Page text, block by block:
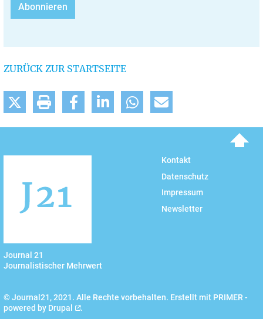
ZURÜCK ZUR STARTSEITE
Journal 21
Journalistischer Mehrwert
Kontakt
Datenschutz
Impressum
Newsletter
© Journal21, 2021. Alle Rechte vorbehalten. Erstellt mit PRIMER -
powered by Drupal .